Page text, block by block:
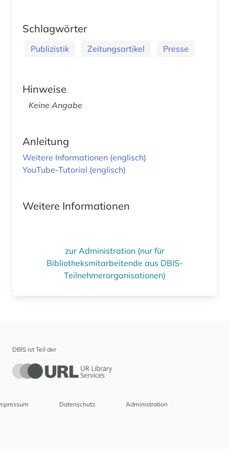
Schlagwörter
Publizistik Zeitungsartikel Presse
Hinweise
Keine Angabe
Anleitung
Weitere Informationen (englisch)
YouTube-Tutorial (englisch)
Weitere Informationen
zur Administration (nur für
Bibliotheksmitarbeitende aus DBIS-
Teilnehmerorganisationen)
DBIS ist Teil der
Datenschutz Administration